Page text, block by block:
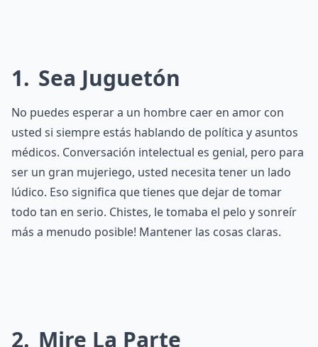
1 Sea Juguetón
No puedes esperar a un hombre caer en amor con
usted si siempre estás hablando de política y asuntos
médicos. Conversación intelectual es genial, pero para
ser un gran mujeriego, usted necesita tener un lado
lúdico. Eso significa que tienes que dejar de tomar
todo tan en serio. Chistes, le tomaba el pelo y sonreír
más a menudo posible! Mantener las cosas claras.
2 Mire La Parte